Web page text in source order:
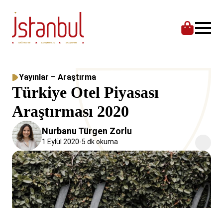
Yayınlar – Araştırma
Türkiye Otel Piyasası
Araştırması 2020
Nurbanu Türgen Zorlu
1 Eylül 2020-5 dk okuma